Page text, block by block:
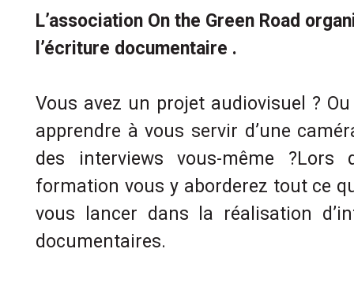
L’association On the Green Road
l’écriture documentaire .
Vous avez un projet audiovisuel ?
apprendre à vous servir d’une
des interviews vous-même
formation vous y aborderez tout ce
vous lancer dans la réalisation
documentaires.